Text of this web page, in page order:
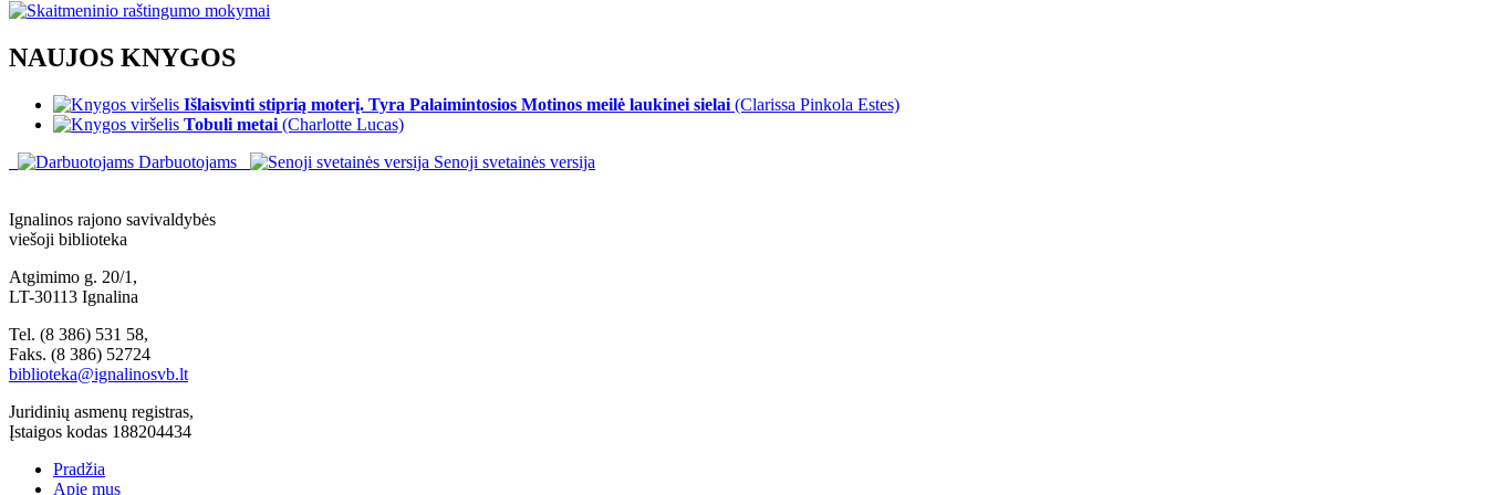
NAUJOS KNYGOS
Išlaisvinti stiprią moterį. Tyra Palaimintosios Motinos meilė laukinei sielai (Clarissa Pinkola Estes)
Tobuli metai (Charlotte Lucas)
Darbuotojams
Senoji svetainės versija
Ignalinos rajono savivaldybės
viešoji biblioteka
Atgimimo g. 20/1,
LT-30113 Ignalina
Tel. (8 386) 531 58,
Faks. (8 386) 52724
biblioteka@ignalinosvb.lt
Juridinių asmenų registras,
Įstaigos kodas 188204434
Pradžia
Apie mus